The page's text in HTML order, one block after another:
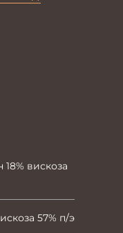
18% вискоза
57% п/э